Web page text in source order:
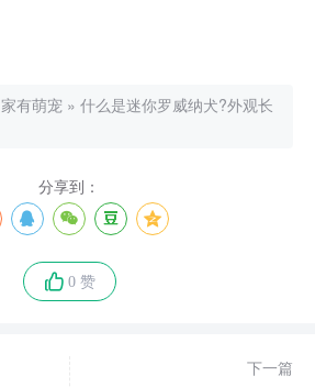
家有萌宠 » 什么是迷你罗威纳犬?外观长
分享到：
0 赞
下一篇